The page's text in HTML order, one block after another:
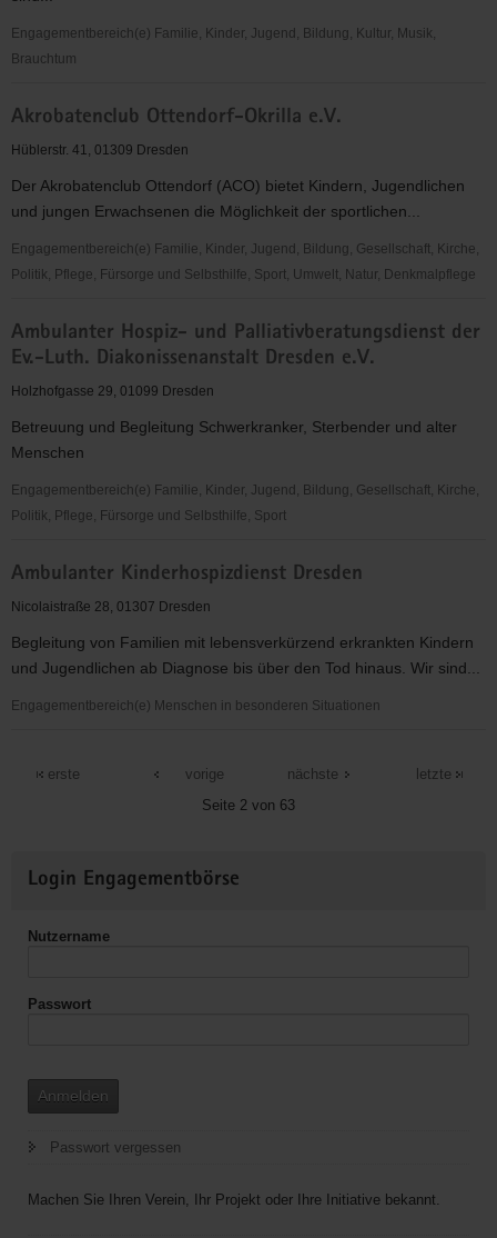
und
Frauenrechte
Engagementbereich(e) Familie, Kinder, Jugend, Bildung, Kultur, Musik,
Brauchtum
e.V.
Akrobatenclub Ottendorf-Okrilla e.V.
Hüblerstr. 41, 01309 Dresden
Der Akrobatenclub Ottendorf (ACO) bietet Kindern, Jugendlichen
und jungen Erwachsenen die Möglichkeit der sportlichen...
Engagementbereich(e) Familie, Kinder, Jugend, Bildung, Gesellschaft, Kirche,
Politik, Pflege, Fürsorge und Selbsthilfe, Sport, Umwelt, Natur, Denkmalpflege
Ottendorf-
Okrilla
e.V.
Ambulanter Hospiz- und Palliativberatungsdienst der
Ev.-Luth. Diakonissenanstalt Dresden e.V.
Holzhofgasse 29, 01099 Dresden
Betreuung und Begleitung Schwerkranker, Sterbender und alter
Menschen
Engagementbereich(e) Familie, Kinder, Jugend, Bildung, Gesellschaft, Kirche,
Politik, Pflege, Fürsorge und Selbsthilfe, Sport
Hospiz-
und
der
Ev.-
Luth.
Ambulanter Kinderhospizdienst Dresden
Nicolaistraße 28, 01307 Dresden
Begleitung von Familien mit lebensverkürzend erkrankten Kindern
und Jugendlichen ab Diagnose bis über den Tod hinaus. Wir sind...
Engagementbereich(e) Menschen in besonderen Situationen
Kinderhospizdienst
erste
vorige
Seite 2 von 63
nächste letzte
Informationen
Login Engagementbörse
Nutzername
Passwort
Anmelden
Passwort vergessen
Machen Sie Ihren Verein, Ihr Projekt oder Ihre Initiative bekannt.